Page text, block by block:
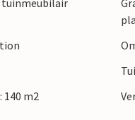
historische
uitstekende
maken naar het
140 m2